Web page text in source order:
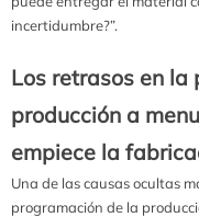
incertidumbre?”.
Los retrasos en la
producción a
empiece la
Una de las causas ocultas
programación de la